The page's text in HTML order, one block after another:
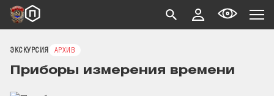
ЭКСКУРСИЯ АРХИВ
Приборы измерения времени